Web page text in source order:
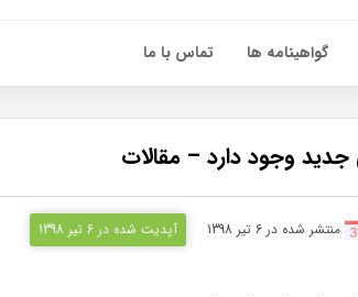
گواهینامه ها تماس با ما
منتشر شده در 6 تیر 1398 آپدیت شده در 6 تیر 1398